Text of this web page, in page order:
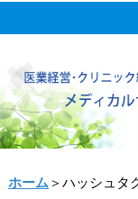
ホーム ＞ハッシュタ